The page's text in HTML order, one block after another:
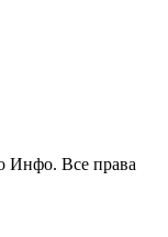
Инфо. Все права